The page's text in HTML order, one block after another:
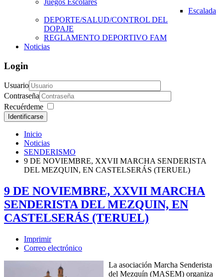
Juegos Escolares
Escalada
DEPORTE/SALUD/CONTROL DEL
DOPAJE
REGLAMENTO DEPORTIVO FAM
Noticias
Login
Usuario
Contraseña
Recuérdeme
Identificarse
Inicio
Noticias
SENDERISMO
9 DE NOVIEMBRE, XXVII MARCHA SENDERISTA
DEL MEZQUIN, EN CASTELSERÁS (TERUEL)
9 DE NOVIEMBRE, XXVII MARCHA
SENDERISTA DEL MEZQUIN, EN
CASTELSERÁS (TERUEL)
Imprimir
Correo electrónico
La asociación Marcha Senderista
del Mezquín (MASEM) organiza